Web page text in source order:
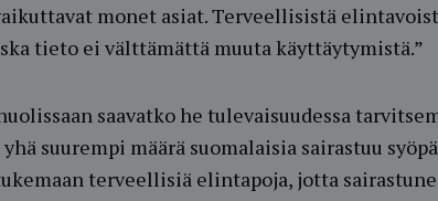
monet asiat. Terveellisistä
tieto ei välttämättä muuta käyttäytymistä.”
saavatko he tulevaisuudessa
suurempi määrä suomalaisia sairastuu
terveellisiä elintapoja, jotta